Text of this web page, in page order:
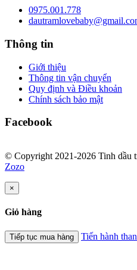
0975.001.778
Thông tin
Giới thiệu
Thông tin vận chuyển
Quy định và Điều khoản
Chính sách bảo mật
Facebook
© Copyright 2021-2026 Tinh dầu
Zozo
×
Giỏ hàng
Tiếp tục mua hàng Tiến hành